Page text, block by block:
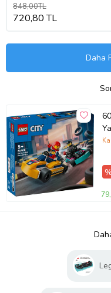
848,00TL
720,80 TL
Daha